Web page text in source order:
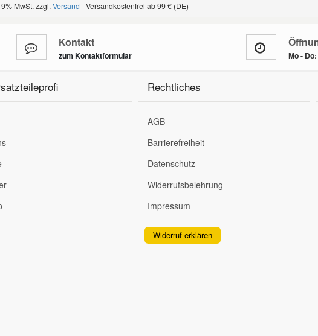
MwSt. zzgl. Versand - Versandkostenfrei ab 99 € (DE)
Kontakt
zum Kontaktformular Mo -
Rechtliches
AGB
Barrierefreiheit
Datenschutz
Widerrufsbelehrung
Impressum
Widerruf erklären